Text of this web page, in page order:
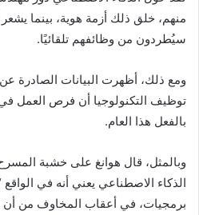
منهم، خلق ذلك أزمة هوية، بينما
سيُطردون من وظائفهم تلقائيًا.
توظيف التكنولوجيا أن فرص العمل
بالفعل هذا العام.
الذكاء الاصطناعي يعني أنه في
برمجيات، في أعقاب المخاوف من أن